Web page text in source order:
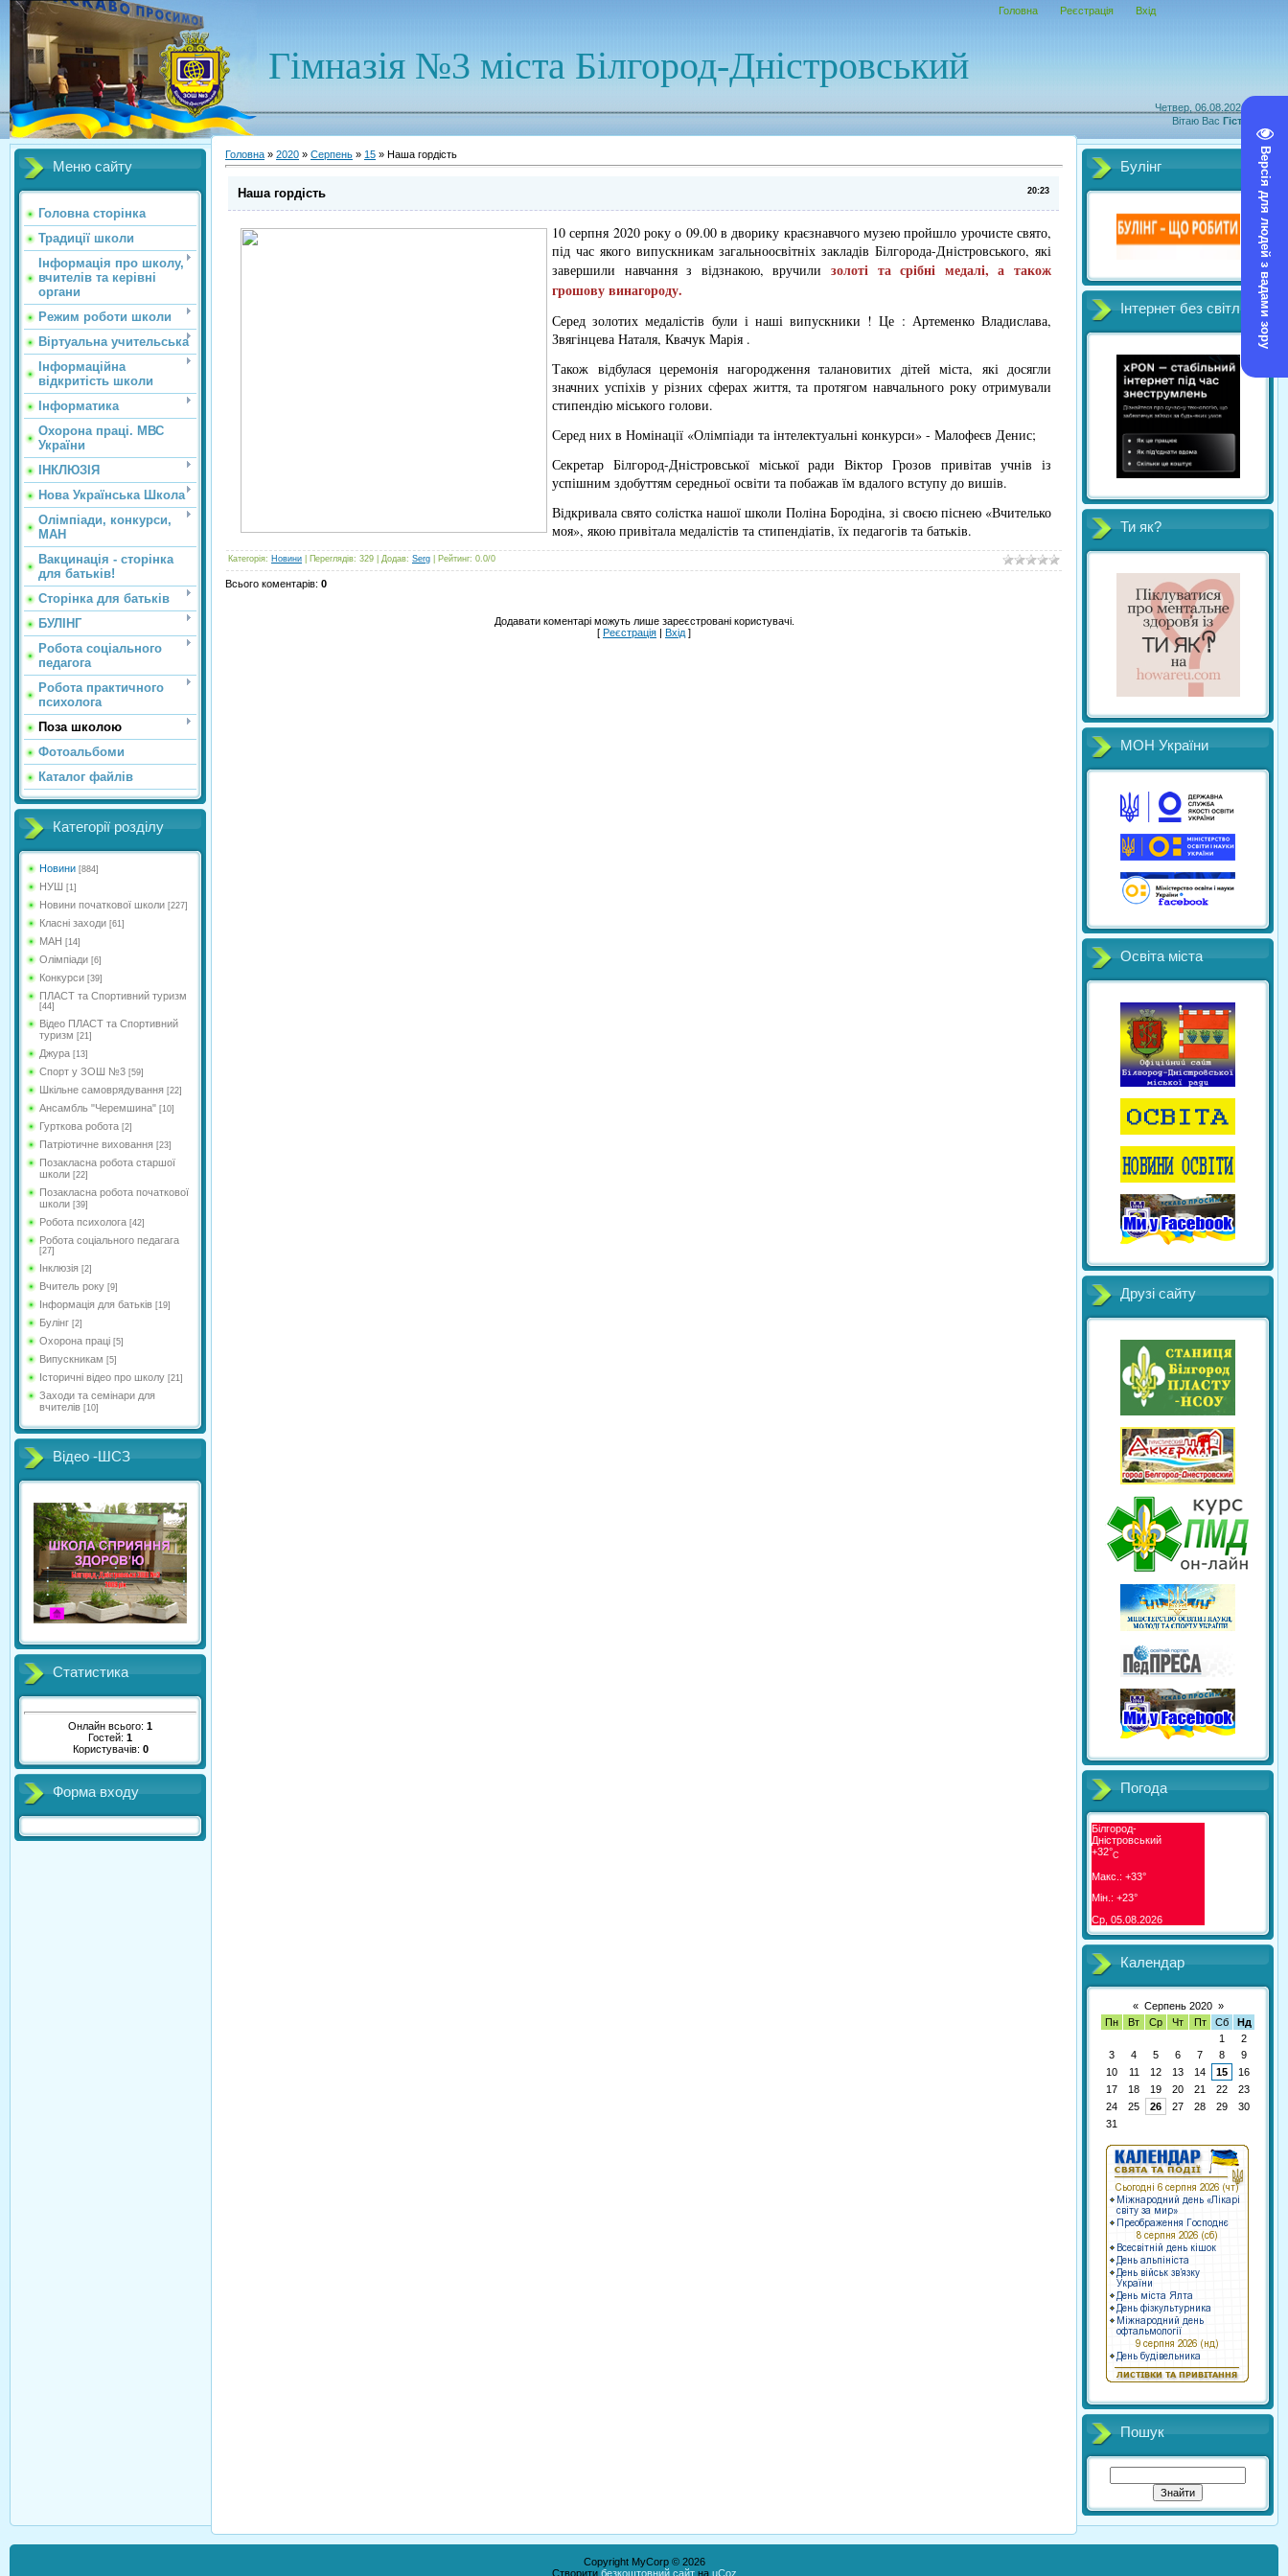
Версія для людей з вадами зору
Четвер, 06.08.2026, 06:33
Вітаю Вас Гість
Гімназія №3 міста Білгород-Дністровський
Головна Реєстрація Вхід
Меню сайту
Головна сторінка
Традиції школи
Інформація про школу,
вчителів та керівні
органи
Режим роботи школи
Віртуальна учительська
Інформаційна
відкритість школи
Інформатика
Охорона праці. МВС
України
ІНКЛЮЗІЯ
Нова Українська Школа
Олімпіади, конкурси,
МАН
Вакцинація - сторінка
для батьків!
Сторінка для батьків
БУЛІНГ
Робота соціального
педагога
Робота практичного
психолога
Поза школою
Фотоальбоми
Каталог файлів
Категорії розділу
Новини [884]
НУШ [1]
Новини початкової школи [227]
Класні заходи [61]
МАН [14]
Олімпіади [6]
Конкурси [39]
ПЛАСТ та Спортивний туризм
[44]
Відео ПЛАСТ та Спортивний
туризм [21]
Джура [13]
Спорт у ЗОШ №3 [59]
Шкільне самоврядування [22]
Ансамбль "Черемшина" [10]
Гурткова робота [2]
Патріотичне виховання [23]
Позакласна робота старшої
школи [22]
Позакласна робота початкової
школи [39]
Робота психолога [42]
Робота соціального педагага
[27]
Інклюзія [2]
Вчитель року [9]
Інформація для батьків [19]
Булінг [2]
Охорона праці [5]
Випускникам [5]
Історичні відео про школу [21]
Заходи та семінари для
вчителів [10]
Відео -ШСЗ
Статистика
Онлайн всього: 1
Гостей: 1
Користувачів: 0
Форма входу
Головна » 2020 » Серпень » 15 » Наша гордість
20:23
Наша гордість
10 серпня 2020 року о 09.00 в дворику краєзнавчого музею пройшло урочисте свято,
під час якого випускникам загальноосвітніх закладів Білгорода-Дністровського, які
завершили навчання з відзнакою, вручили золоті та срібні медалі, а також
грошову винагороду.
Серед золотих медалістів були і наші випускники ! Це : Артеменко Владислава,
Звягінцева Наталя, Квачук Марія .
Також відбулася церемонія нагородження талановитих дітей міста, які досягли
значних успіхів у різних сферах життя, та протягом навчального року отримували
стипендію міського голови.
Серед них в Номінації «Олімпіади та інтелектуальні конкурси» - Малофеєв Денис;
Секретар Білгород-Дністровської міської ради Віктор Грозов привітав учнів із
успішним здобуттям середньої освіти та побажав їм вдалого вступу до вишів.
Відкривала свято солістка нашої школи Поліна Бородіна, зі своєю піснею «Вчителько
моя», якою привітала медалістів та стипендіатів, їх педагогів та батьків.
Категорія: Новини Переглядів: 329 | Додав: Serg Рейтинг: 0.0/0
Всього коментарів: 0
Додавати коментарі можуть лише зареєстровані користувачі.
[ Реєстрація | Вхід ]
Булінг
Інтернет без світл
Ти як?
МОН України
Освіта міста
Друзі сайту
Погода
Білгород-
Дністровський
+32°C
Макс.: +33°
Мін.: +23°
Ср, 05.08.2026
Календар
« Серпень 2020 »
Пн
Вт Ср Чт Пт Сб
Нд
1
2
3
4 5 6 7 8
9
10
11 12 13 14 15
16
17
18 19 20 21 22
23
24
25 26 27 28 29
30
31
Пошук
Copyright MyCorp © 2026
Створити безкоштовний сайтна uCoz